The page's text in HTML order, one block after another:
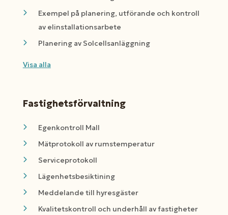
Exempel på planering, utförande och kontroll
av elinstallationsarbete
Planering av Solcellsanläggning
Visa alla
Fastighetsförvaltning
Egenkontroll Mall
Mätprotokoll av rumstemperatur
Serviceprotokoll
Lägenhetsbesiktining
Meddelande till hyresgäster
Kvalitetskontroll och underhåll av fastigheter